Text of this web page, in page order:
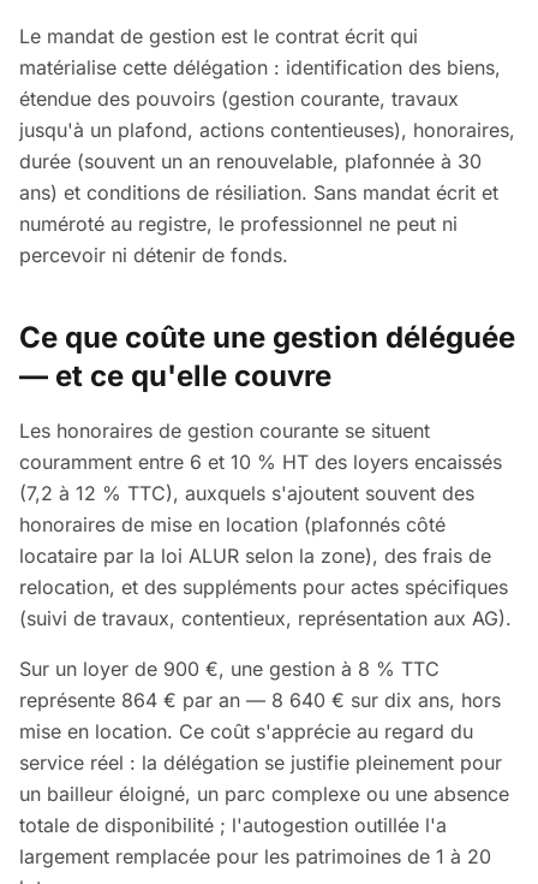
Le mandat de gestion est le contrat écrit qui
matérialise cette délégation : identification des biens,
étendue des pouvoirs (gestion courante, travaux
jusqu'à un plafond, actions contentieuses), honoraires,
durée (souvent un an renouvelable, plafonnée à 30
ans) et conditions de résiliation. Sans mandat écrit et
numéroté au registre, le professionnel ne peut ni
percevoir ni détenir de fonds.
Ce que coûte une gestion déléguée
— et ce qu'elle couvre
Les honoraires de gestion courante se situent
couramment entre 6 et 10 % HT des loyers encaissés
(7,2 à 12 % TTC), auxquels s'ajoutent souvent des
honoraires de mise en location (plafonnés côté
locataire par la loi ALUR selon la zone), des frais de
relocation, et des suppléments pour actes spécifiques
(suivi de travaux, contentieux, représentation aux AG).
Sur un loyer de 900 €, une gestion à 8 % TTC
représente 864 € par an — 8 640 € sur dix ans, hors
mise en location. Ce coût s'apprécie au regard du
service réel : la délégation se justifie pleinement pour
un bailleur éloigné, un parc complexe ou une absence
totale de disponibilité ; l'autogestion outillée l'a
largement remplacée pour les patrimoines de 1 à 20